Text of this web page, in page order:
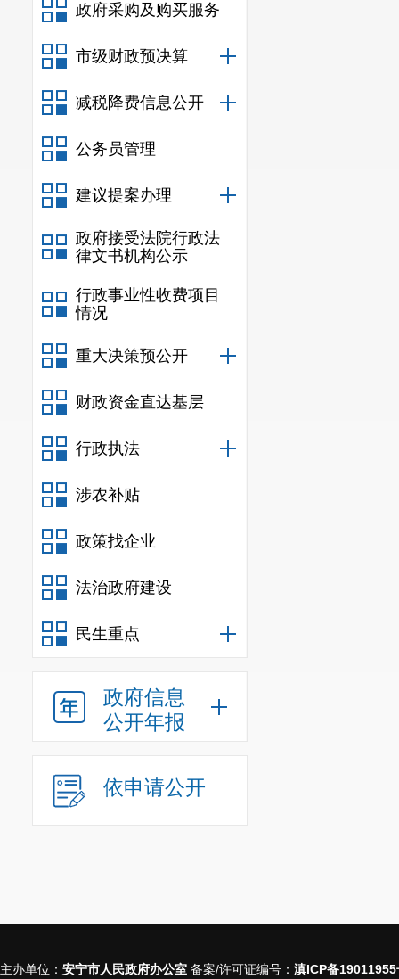
政府采购及购买服务
市级财政预决算
减税降费信息公开
公务员管理
建议提案办理
政府接受法院行政法
律文书机构公示
行政事业性收费项目
情况
重大决策预公开
财政资金直达基层
行政执法
涉农补贴
政策找企业
法治政府建设
民生重点
政府信息
公开年报
依申请公开
主办单位： 安宁市人民政府办公室 备案/许可证编号： 滇ICP备